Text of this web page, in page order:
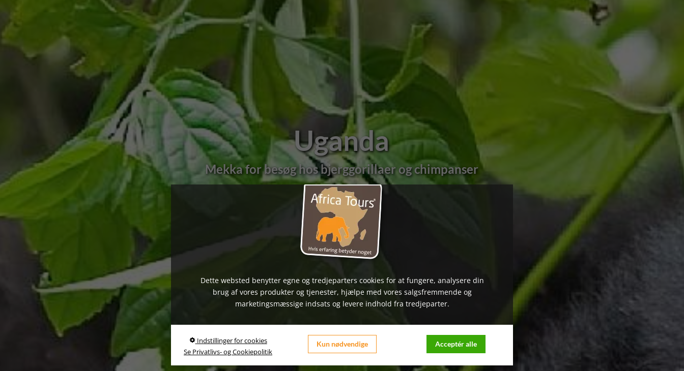
Uganda
Murchison Falls, Nilen og glimrende klassisk safari mod vest og nord
Dette websted benytter egne og tredjeparters cookies for at fungere, analysere din
brug af vores produkter og tjenester, hjælpe med vores salgsfremmende og
marketingsmæssige indsats og levere indhold fra tredjeparter.
Indstillinger for cookies
Se Privatlivs- og Cookiepolitik
Kun nødvendige Acceptér alle